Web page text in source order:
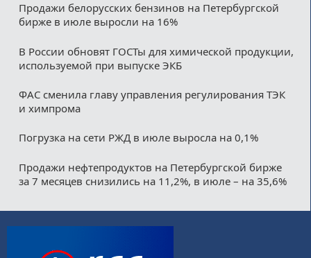
Продажи белорусских бензинов на Петербургской
бирже в июле выросли на 16%
В России обновят ГОСТы для химической продукции,
используемой при выпуске ЭКБ
ФАС сменила главу управления регулирования ТЭК
и химпрома
Погрузка на сети РЖД в июле выросла на 0,1%
Продажи нефтепродуктов на Петербургской бирже
за 7 месяцев снизились на 11,2%, в июле – на 35,6%